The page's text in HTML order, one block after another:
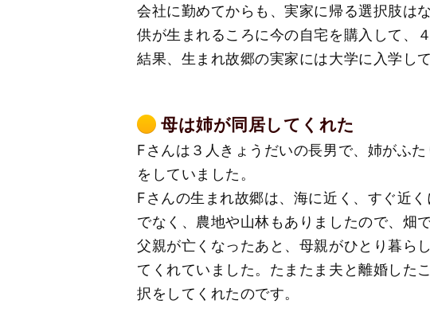
会社に勤めてからも、実家に帰る選択肢は
供が生まれるころに今の自宅を購入して、
結果、生まれ故郷の実家には大学に入学し
母は姉が同居してくれた
Fさんは３人きょうだいの長男で、姉がふ
をしていました。
Fさんの生まれ故郷は、海に近く、すぐ近
でなく、農地や山林もありましたので、畑
父親が亡くなったあと、母親がひとり暮ら
てくれていました。たまたま夫と離婚した
択をしてくれたのです。